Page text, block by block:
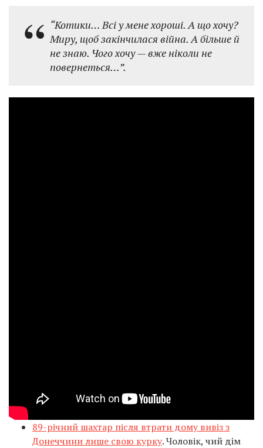
“Котики… Всі у мене хороші. А що хочу?
Миру, щоб закінчилася війна. А більше й
не знаю. Чого хочу — вже ніколи не
повернеться…”.
89-річний шахтар після втрати дому вивіз з
Донеччини лише свою курку. Чоловік, чий дім